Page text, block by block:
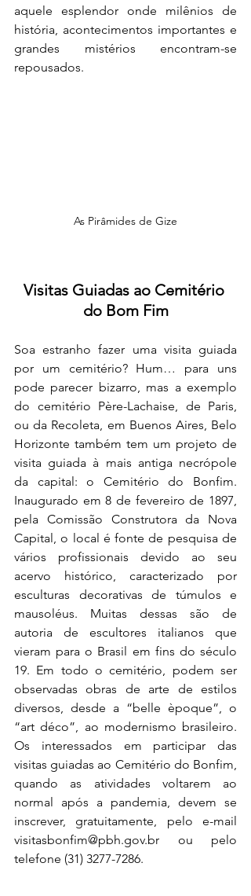
aquele esplendor onde milênios de
história, acontecimentos importantes e
grandes mistérios encontram-se
repousados.
As Pirâmides de Gize
Visitas Guiadas ao Cemitério
do Bom Fim
Soa estranho fazer uma visita guiada
por um cemitério? Hum… para uns
pode parecer bizarro, mas a exemplo
do cemitério Père-Lachaise, de Paris,
ou da Recoleta, em Buenos Aires, Belo
Horizonte também tem um projeto de
visita guiada à mais antiga necrópole
da capital: o Cemitério do Bonfim.
Inaugurado em 8 de fevereiro de 1897,
pela Comissão Construtora da Nova
Capital, o local é fonte de pesquisa de
vários profissionais devido ao seu
acervo histórico, caracterizado por
esculturas decorativas de túmulos e
mausoléus. Muitas dessas são de
autoria de escultores italianos que
vieram para o Brasil em fins do século
19. Em todo o cemitério, podem ser
observadas obras de arte de estilos
diversos, desde a “belle èpoque”, o
Os interessados em participar das
visitas guiadas ao Cemitério do Bonfim,
quando as atividades voltarem ao
normal após a pandemia, devem se
visitasbonfim@pbh.gov.br ou pelo
telefone (31) 3277-7286.